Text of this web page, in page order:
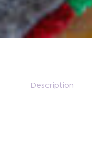
Description